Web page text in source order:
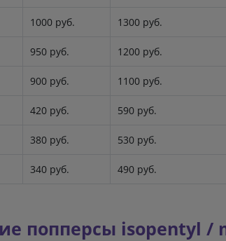
1000 руб. 1300 руб.
950 руб. 1200 руб.
900 руб. 1100 руб.
420 руб. 590 руб.
380 руб. 530 руб.
340 руб. 490 руб.
попперсы isopentyl /